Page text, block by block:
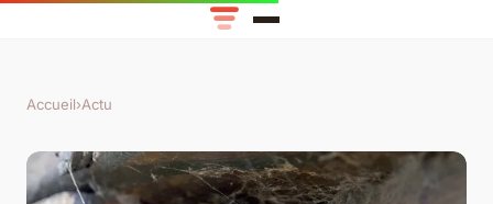
Accueil›Actu